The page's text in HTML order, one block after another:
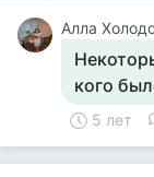
Алла
кого
5 лет